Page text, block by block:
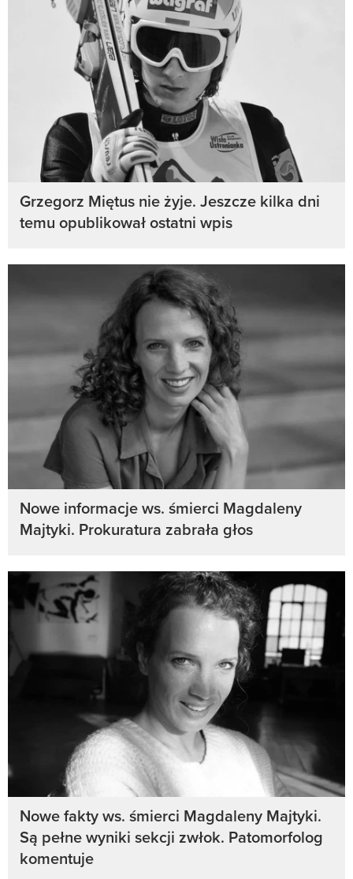
Grzegorz Miętus nie żyje. Jeszcze kilka dni
temu opublikował ostatni wpis
Nowe informacje ws. śmierci Magdaleny
Majtyki. Prokuratura zabrała głos
Nowe fakty ws. śmierci Magdaleny Majtyki.
Są pełne wyniki sekcji zwłok. Patomorfolog
komentuje